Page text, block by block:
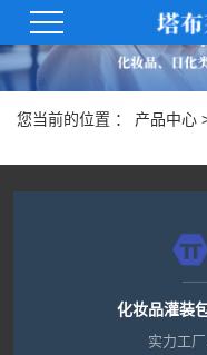
您当前的位置 ： 产品中心
化妆品灌装
实力工